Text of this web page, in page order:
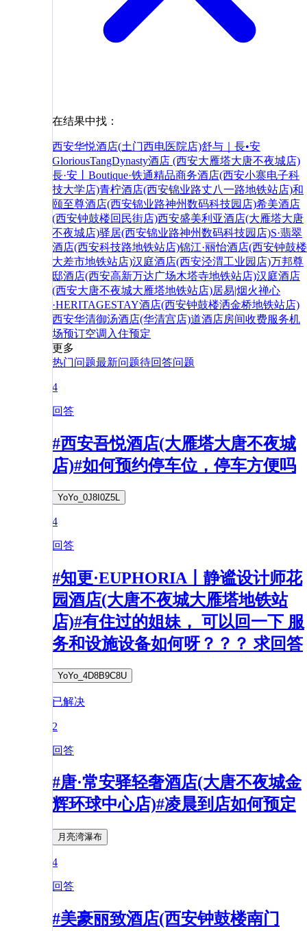
在结果中找：
西安华悦酒店(土门西电医院店)舒与｜長•安
GloriousTangDynasty酒店 (西安大雁塔大唐不夜城店)
長·安丨Boutique·铁通精品商务酒店(西安小寨电子科
技大学店)青柠酒店(西安锦业路丈八一路地铁站店)和
颐至尊酒店(西安锦业路神州数码科技园店)希美酒店
(西安钟鼓楼回民街店)西安盛美利亚酒店(大雁塔大唐
不夜城店)驿居(西安锦业路神州数码科技园店)S·翡翠
酒店(西安科技路地铁站店)锦江·丽怡酒店(西安钟鼓楼
大差市地铁站店)汉庭酒店(西安泾渭工业园店)万邦尊
邸酒店(西安高新万达广场木塔寺地铁站店)汉庭酒店
(西安大唐不夜城大雁塔地铁站店)居易|烟火禅心
·HERITAGESTAY酒店(西安钟鼓楼洒金桥地铁站店)
西安华清御汤酒店(华清宫店)道酒店房间收费服务机
场预订空调 入住预定
更多
热门问题最新问题待回答问题
4
回答
#西安吾悦酒店(大雁塔大唐不夜城
店)#如何预约停车位，停车方便吗
YoYo_0J8I0Z5L
4
回答
#知更·EUPHORIA丨静谧设计师花
园酒店(大唐不夜城大雁塔地铁站
店)#有住过的姐妹， 可以回一下 服
务和设施设备如何呀？？？ 求回答
YoYo_4D8B9C8U
已解决
2
回答
#唐·常安驿轻奢酒店(大唐不夜城金
辉环球中心店)#凌晨到店如何预定
月亮湾瀑布
4
回答
#美豪丽致酒店(西安钟鼓楼南门